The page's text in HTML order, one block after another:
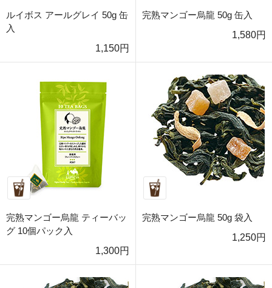
ルイボス アールグレイ 50g 缶
入
1,150円
完熟マンゴー烏龍 50g 缶入
1,580円
完熟マンゴー烏龍 ティーバッ
グ 10個パック入
1,300円
完熟マンゴー烏龍 50g 袋入
1,250円